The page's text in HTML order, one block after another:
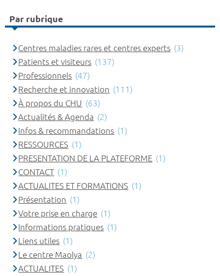
Par rubrique
Centres maladies rares et centres experts (3)
Patients et visiteurs (137)
Professionnels (47)
Recherche et innovation (111)
À propos du CHU (63)
Actualités & Agenda (2)
Infos & recommandations (1)
RESSOURCES (1)
PRESENTATION DE LA PLATEFORME (1)
CONTACT (1)
ACTUALITES ET FORMATIONS (1)
Présentation (1)
Votre prise en charge (1)
Informations pratiques (1)
Liens utiles (1)
Le centre Maolya (2)
ACTUALITES (1)